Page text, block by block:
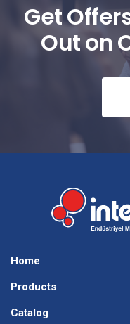
Get
Out on
Home
Products
Catalog